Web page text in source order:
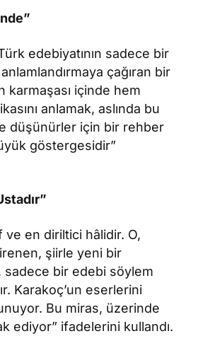
edebiyatının sadece bir
çağıran bir
içinde hem
anlamak, aslında bu
düşünürler için bir rehber
göstergesidir”
ve en diriltici hâlidir. O,
şiirle yeni bir
sadece bir edebi söylem
Karakoç’un eserlerini
Bu miras, üzerinde
ediyor” ifadelerini kullandı.